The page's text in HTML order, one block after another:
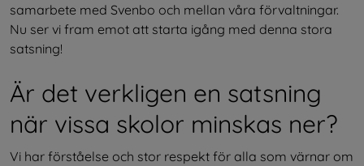
samarbete med Svenbo och mellan våra förvaltningar.
Nu ser vi fram emot att starta igång med denna stora
satsning!
Är det verkligen en satsning
när vissa skolor minskas ner?
Vi har förståelse och stor respekt för alla som värnar om